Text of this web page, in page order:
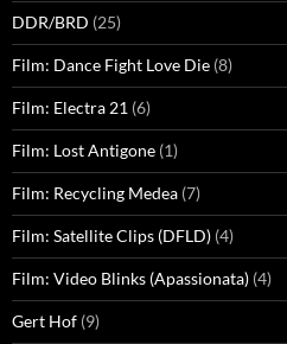
DDR/BRD (25)
Film: Dance Fight Love Die (8)
Film: Electra 21 (6)
Film: Lost Antigone (1)
Film: Recycling Medea (7)
Film: Satellite Clips (DFLD) (4)
Film: Video Blinks (Apassionata) (4)
Gert Hof (9)